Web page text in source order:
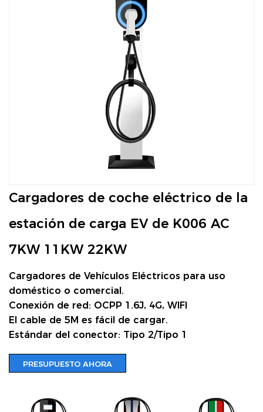
Cargadores de coche eléctrico de la
estación de carga EV de K006 AC
7KW 11KW 22KW
Cargadores de Vehículos Eléctricos para uso
doméstico o comercial.
Conexión de red: OCPP 1.6J, 4G, WIFI
El cable de 5M es fácil de cargar.
Estándar del conector: Tipo 2/Tipo 1
PRESUPUESTO AHORA